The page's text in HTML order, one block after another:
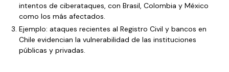
intentos de ciberataques, con Brasil, Colombia y México
como los más afectados.
Ejemplo: ataques recientes al Registro Civil y bancos en
Chile evidencian la vulnerabilidad de las instituciones
públicas y privadas.